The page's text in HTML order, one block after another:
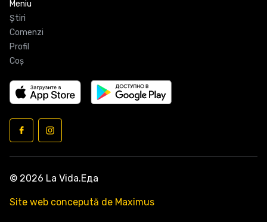
Meniu
Știri
Comenzi
Profil
Coş
© 2026 La Vida.Еда
Site web concepută de Maximus